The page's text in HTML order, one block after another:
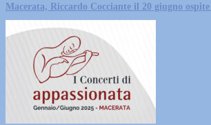
Macerata, Riccardo Cocciante il 20 giugno